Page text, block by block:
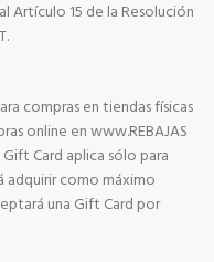
Artículo 15 de la Resolución
compras en tiendas físicas
online en www.REBAJAS
Card aplica sólo para
adquirir como máximo
una Gift Card por